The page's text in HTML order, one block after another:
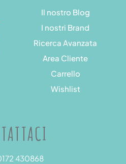
Il nostro Blog
I nostri Brand
Ricerca Avanzata
Area Cliente
Carrello
Wishlist
430868